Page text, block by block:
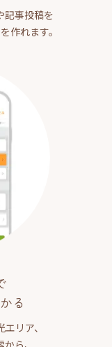
記事投稿を
作れます。
る
リア、